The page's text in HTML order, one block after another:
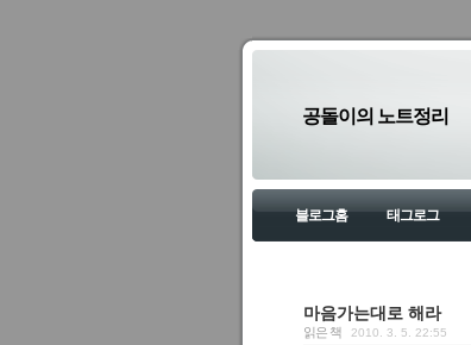
공돌이의 노트정리
블로그홈 태그로그
마음가는대로 해라
읽은 책 2010. 3. 5. 22:55